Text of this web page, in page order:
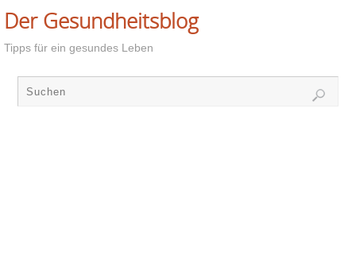
Der Gesundheitsblog
Tipps für ein gesundes Leben